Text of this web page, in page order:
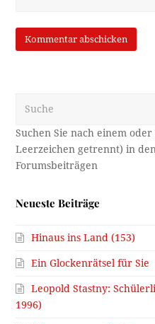
Neueste Beiträge
Hinaus ins Land (153)
Ein Glockenrätsel für Sie
Leopold Stastny:
1996)